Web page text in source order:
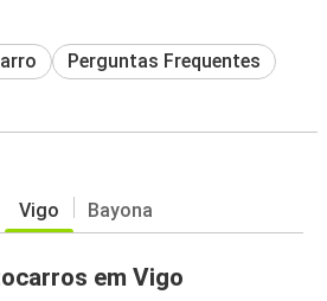
Perguntas Frequentes
Vigo Bayona
em Vigo